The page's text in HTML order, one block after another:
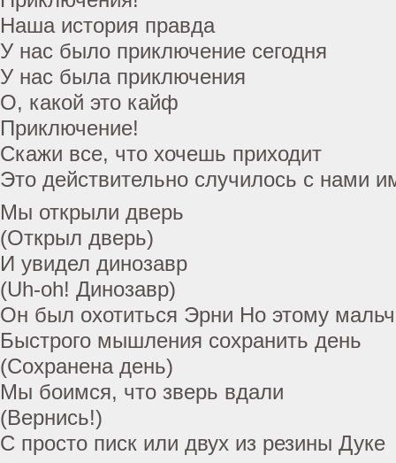
Наша история правда
У нас было приключение сегодня
У нас была приключения
О, какой это кайф
Приключение!
Скажи все, что хочешь приходит
Это действительно случилось с нами
Мы открыли дверь
(Открыл дверь)
И увидел динозавр
(Uh-oh! Динозавр)
Он был охотиться Эрни Но этому
Быстрого мышления сохранить день
(Сохранена день)
Мы боимся, что зверь вдали
(Вернись!)
С просто писк или двух из резины Дуке